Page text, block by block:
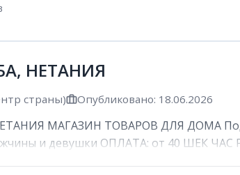
НЕТАНИЯ
страны) Опубликовано: 18.06.2026
МАГАЗИН ТОВАРОВ ДЛЯ ДОМА
и девушки ОПЛАТА: от 40 ШЕК ЧАС